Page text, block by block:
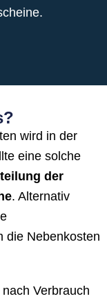
wird in der
eine solche
der
. Alternativ
die Nebenkosten
Verbrauch